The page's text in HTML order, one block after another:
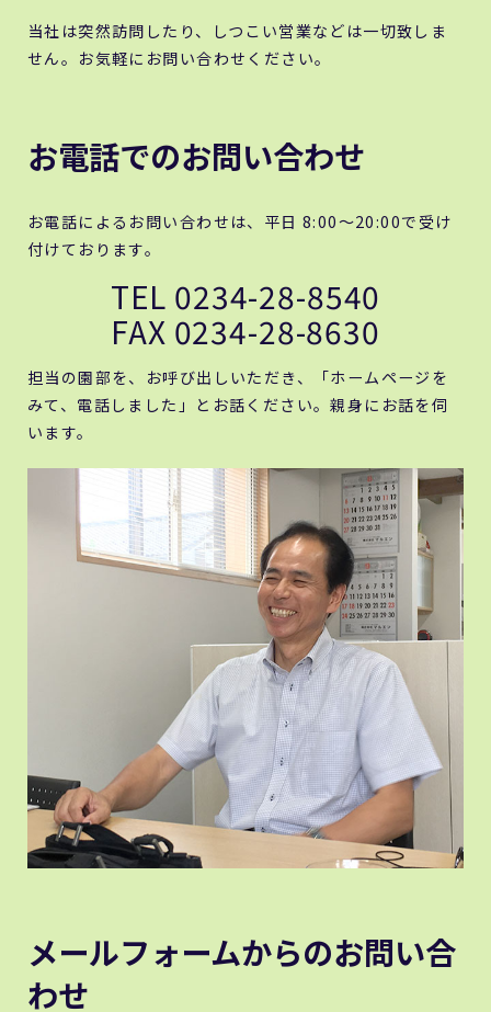
当社は突然訪問したり、しつこい営業などは一切致しま
せん。お気軽にお問い合わせください。
お電話でのお問い合わせ
お電話によるお問い合わせは、平日 8:00～20:00で受け
付けております。
TEL 0234-28-8540
FAX 0234-28-8630
担当の園部を、お呼び出しいただき、「ホームページを
みて、電話しました」とお話ください。親身にお話を伺
います。
メールフォームからのお問い合
わせ